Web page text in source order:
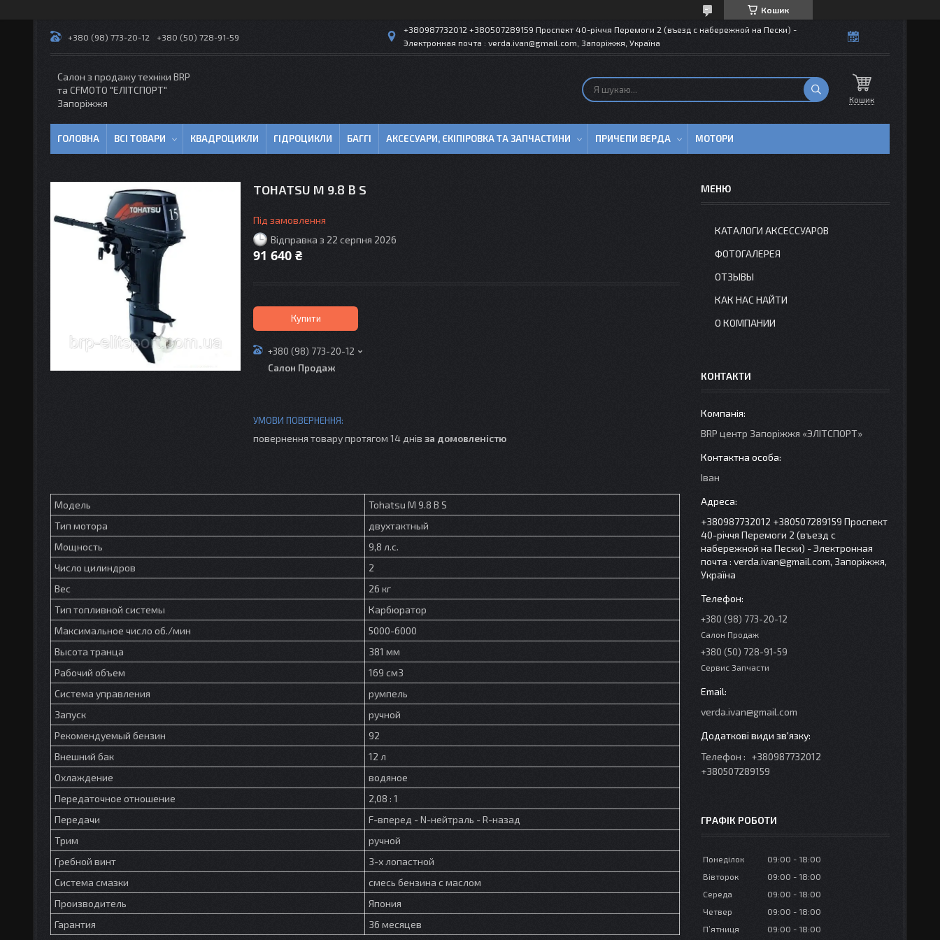
Кошик
+380 (98) 773-20-12 +380 (50) 728-91-59
+380987732012 +380507289159 Проспект 40-рiччя Перемоги 2 (въезд с набережной на Пески) -
Электронная почта : verda.ivan@gmail.com, Запоріжжя, Україна
Салон з продажу техніки BRP
та CFMOTO "EЛІТСПОРТ"
Запоріжжя
Кошик
ГОЛОВНА ВСІ ТОВАРИ КВАДРОЦИКЛИ ГІДРОЦИКЛИ БАГГІ АКСЕСУАРИ, ЄКІПІРОВКА ТА ЗАПЧАСТИНИ ПРИЧЕПИ ВЕРДА МОТОРИ
TOHATSU M 9.8 B S
Під замовлення
Відправка з 22 серпня 2026
91 640 ₴
Купити
+380 (98) 773-20-12
Салон Продаж
повернення товару протягом 14 днів за домовленістю
Модель
Tohatsu M 9.8 B S
Тип мотора
двухтактный
Мощность
9,8 л.с.
Число цилиндров
2
Вес
26 кг
Тип топливной системы
Карбюратор
Максимальное число об./мин
5000-6000
Высота транца
381 мм
Рабочий объем
169 см3
Система управления
румпель
Запуск
ручной
Рекомендуемый бензин
92
Внешний бак
12 л
Охлаждение
водяное
Передаточное отношение
2,08 : 1
Передачи
F-вперед - N-нейтраль - R-назад
Трим
ручной
Гребной винт
3-х лопастной
Система смазки
смесь бензина с маслом
Производитель
Япония
Гарантия
36 месяцев
КАТАЛОГИ АКСЕССУАРОВ
ФОТОГАЛЕРЕЯ
ОТЗЫВЫ
КАК НАС НАЙТИ
О КОМПАНИИ
КОНТАКТИ
BRP центр Запорiжжя «ЭЛIТСПОРТ»
Іван
+380987732012 +380507289159 Проспект
40-рiччя Перемоги 2 (въезд с
набережной на Пески) - Электронная
почта : verda.ivan@gmail.com, Запоріжжя,
Україна
+380 (98) 773-20-12
Салон Продаж
+380 (50) 728-91-59
Сервис Запчасти
verda.ivan@gmail.com
Телефон
+380987732012
+380507289159
ГРАФІК РОБОТИ
Понеділок 09:00
18:00
Вівторок
09:00
18:00
Середа
09:00
18:00
Четвер
09:00
18:00
Пʼятниця
09:00 18:00